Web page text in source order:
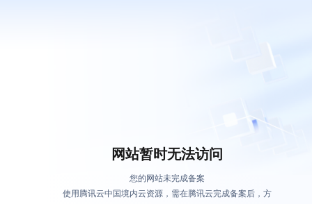
网站暂时无法访问
您的网站未完成备案
使用腾讯云中国境内云资源，需在腾讯云完成备案后，方